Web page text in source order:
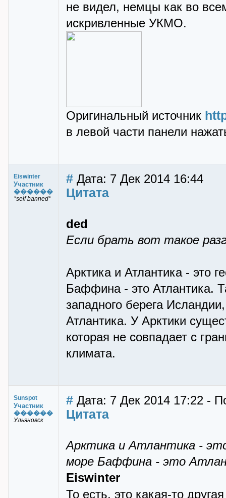
не видел, немцы как во
искривленные УКМО.
Оригинальный источник
в левой части панели
Eiswinter
Участник
������
*self banned*
# Дата: 7 Дек 2014 16:44
Цитата
ded
Если брать вот такое
Арктика и Атлантика - это
Баффина - это Атлантика.
западного берега
Атлантика. У Арктики
которая не совпадает с
климата.
Sunspot
Участник
������
Ульяновск
# Дата: 7 Дек 2014 17:22 -
Цитата
Арктика и Атлантика -
море Баффина - это
Eiswinter
То есть, это какая-то